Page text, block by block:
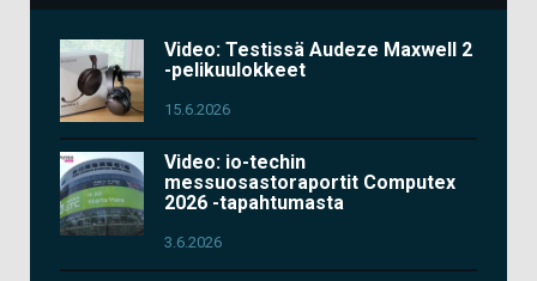
Video: Testissä Audeze Maxwell 2
-pelikuulokkeet
15.6.2026
Video: io-techin
messuosastoraportit Computex
2026 -tapahtumasta
3.6.2026